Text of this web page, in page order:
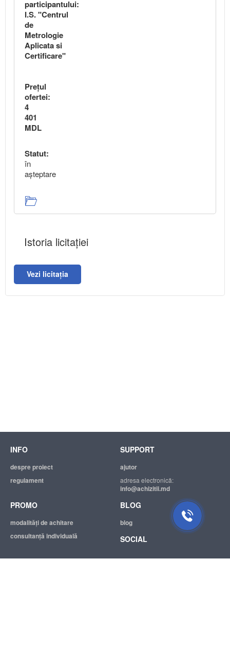
participantului:
I.S. "Centrul
de
Metrologie
Aplicata si
Certificare"
Preţul
ofertei:
4
401
MDL
Statut:
în
aşteptare
Istoria licitației
Vezi licitația
INFO
despre proiect
regulament
SUPPORT
ajutor
adresa electronică:
info@achizitii.md
PROMO
modalităţi de achitare
consultanță individuală
BLOG
blog
SOCIAL